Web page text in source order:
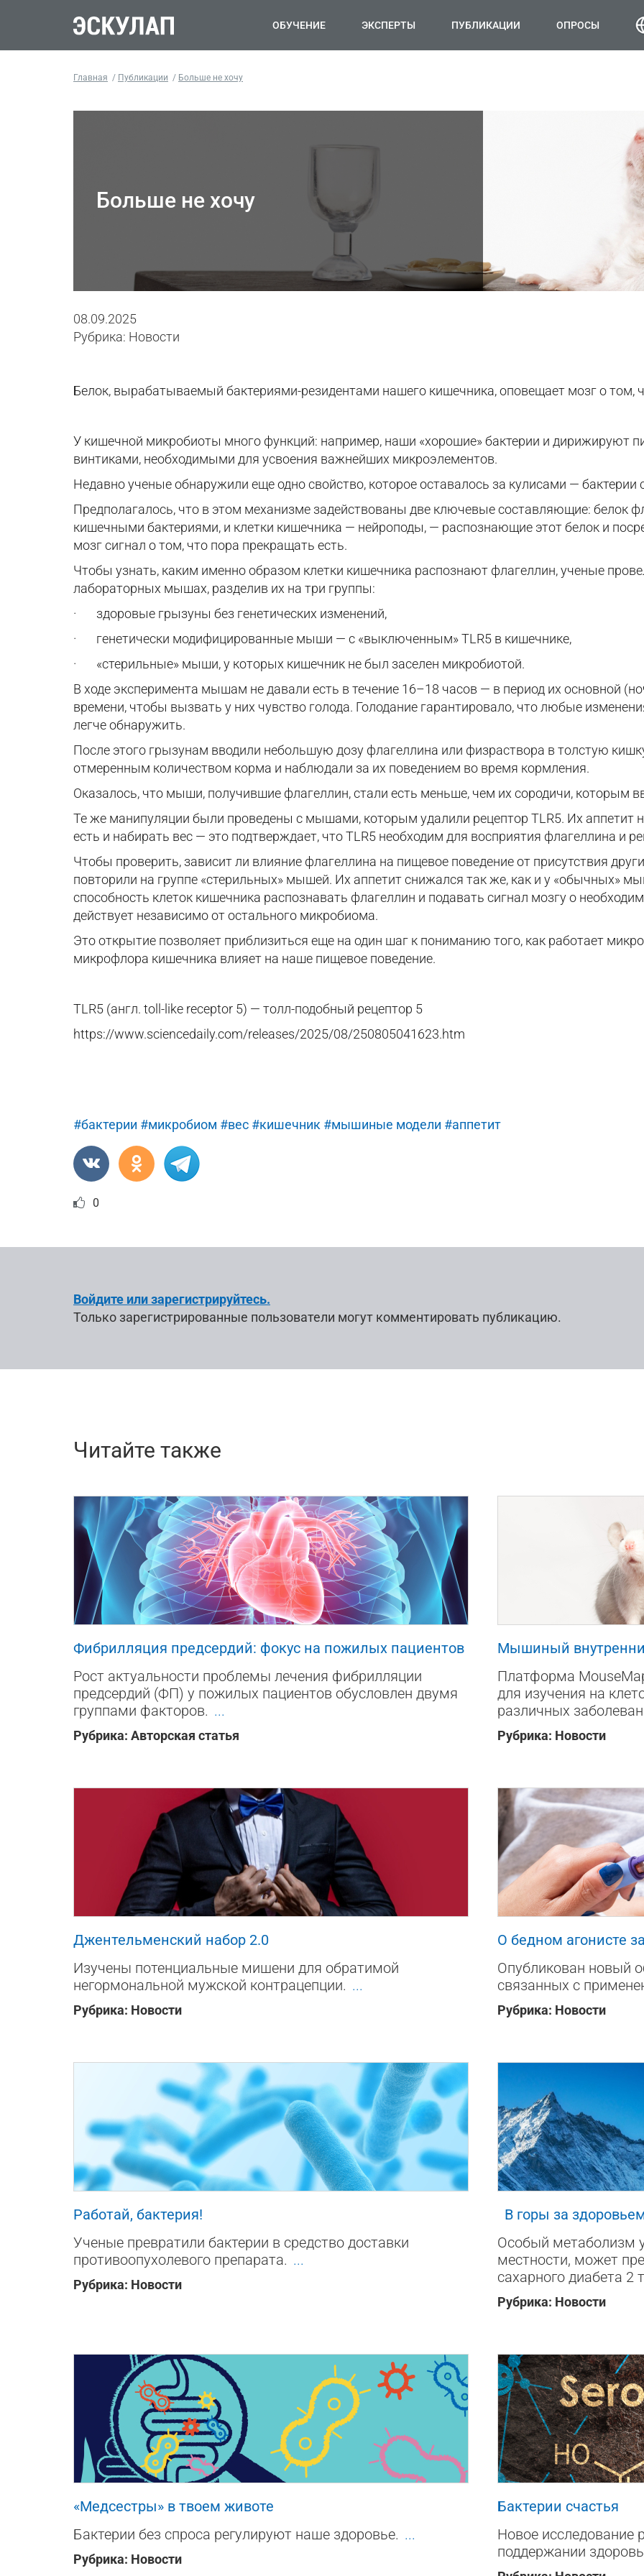
ОБУЧЕНИЕ ЭКСПЕРТЫ ПУБЛИКАЦИИ ОПРОСЫ
Главная Публикации Больше не хочу
Больше не хочу
08.09.2025
Рубрика: Новости
Белок, вырабатываемый бактериями-резидентами нашего кишечника, оповещает мозг о том,
У кишечной микробиоты много функций: например, наши «хорошие» бактерии и дирижируют
винтиками, необходимыми для усвоения важнейших микроэлементов.
Недавно ученые обнаружили еще одно свойство, которое оставалось за кулисами — бактерии
Предполагалось, что в этом механизме задействованы две ключевые составляющие: белок
кишечными бактериями, и клетки кишечника — нейроподы, — распознающие этот белок и
мозг сигнал о том, что пора прекращать есть.
Чтобы узнать, каким именно образом клетки кишечника распознают флагеллин, ученые
лабораторных мышах, разделив их на три группы:
· здоровые грызуны без генетических изменений,
· генетически модифицированные мыши — с «выключенным» TLR5 в кишечнике,
· «стерильные» мыши, у которых кишечник не был заселен микробиотой.
В ходе эксперимента мышам не давали есть в течение 16–18 часов — в период их основной
времени, чтобы вызвать у них чувство голода. Голодание гарантировало, что любые
легче обнаружить.
После этого грызунам вводили небольшую дозу флагеллина или физраствора в толстую
отмеренным количеством корма и наблюдали за их поведением во время кормления.
Оказалось, что мыши, получившие флагеллин, стали есть меньше, чем их сородичи, которым
Те же манипуляции были проведены с мышами, которым удалили рецептор TLR5. Их аппетит
есть и набирать вес — это подтверждает, что TLR5 необходим для восприятия флагеллина и
Чтобы проверить, зависит ли влияние флагеллина на пищевое поведение от присутствия
повторили на группе «стерильных» мышей. Их аппетит снижался так же, как и у «обычных»
способность клеток кишечника распознавать флагеллин и подавать сигнал мозгу о
действует независимо от остального микробиома.
Это открытие позволяет приблизиться еще на один шаг к пониманию того, как работает
микрофлора кишечника влияет на наше пищевое поведение.
TLR5 (англ. toll-like receptor 5) — толл-подобный рецептор 5
https://www.sciencedaily.com/releases/2025/08/250805041623.htm
#бактерии #микробиом #вес #кишечник #мышиные модели #аппетит
0
Войдите или зарегистрируйтесь.
Только зарегистрированные пользователи могут комментировать публикацию.
Читайте также
51883 5 11
Фибрилляция предсердий: фокус на пожилых пациентов
Рост актуальности проблемы лечения фибрилляции
предсердий (ФП) у пожилых пациентов обусловлен двумя
группами факторов. ...
Рубрика: Авторская статья
0
Мышиный
Платформа
для изучения на
различных
Рубрика: Новости
0 0
Джентельменский набор 2.0
Изучены потенциальные мишени для обратимой
негормональной мужской контрацепции. ...
Рубрика: Новости
200 0
О бедном агонисте
Опубликован новый
связанных с
Рубрика: Новости
136 0
Работай, бактерия!
Ученые превратили бактерии в средство доставки
противоопухолевого препарата. ...
Рубрика: Новости
216 0
В горы за
Особый метаболизм
местности, может
сахарного диабета 2
Рубрика: Новости
186 0
«Медсестры» в твоем животе
Бактерии без спроса регулируют наше здоровье. ...
Рубрика: Новости
246 0
Бактерии счастья
Новое исследование
поддержании